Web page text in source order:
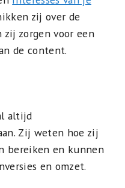
zij over de
zorgen voor een
de content.
altijd
Zij weten hoe zij
bereiken en kunnen
en omzet.